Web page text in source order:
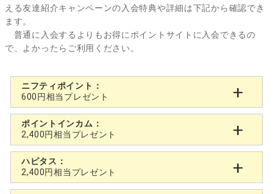
える友達紹介キャンペーンの入会特典や詳細は下記から確認でき
ます。
普通に入会するよりもお得にポイントサイトに入会できるの
で、よかったらご利用ください。
ニフティポイント：
600円相当プレゼント
ポイントインカム：
2,400円相当プレゼント
ハピタス：
2,400円相当プレゼント